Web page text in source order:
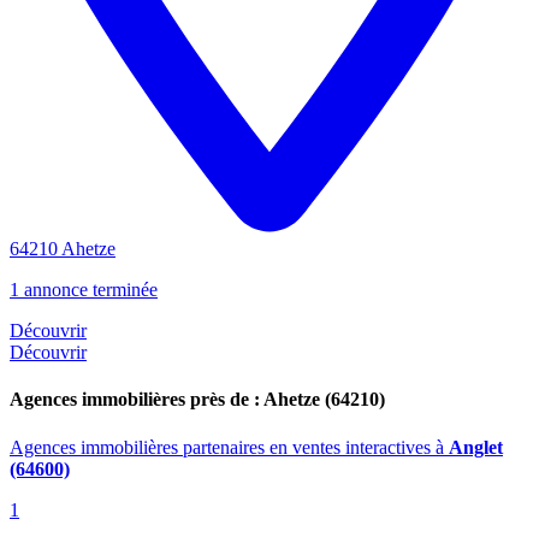
64210 Ahetze
1 annonce terminée
Découvrir
Découvrir
Agences immobilières près de : Ahetze (64210)
Agences immobilières partenaires en ventes interactives à Anglet
(64600)
1